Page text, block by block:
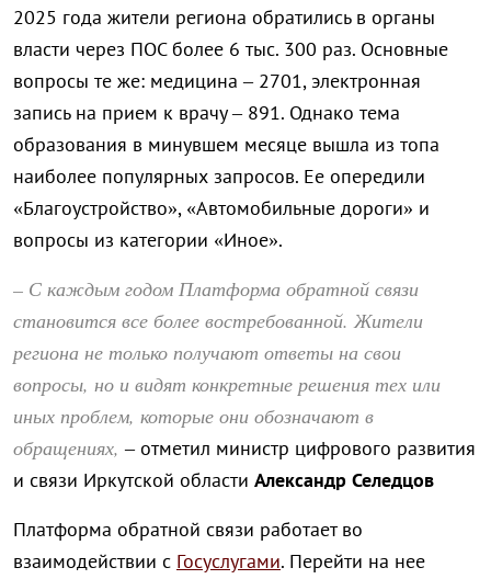
2025 года жители региона обратились в органы
власти через ПОС более 6 тыс. 300 раз. Основные
вопросы те же: медицина – 2701, электронная
запись на прием к врачу – 891. Однако тема
образования в минувшем месяце вышла из топа
наиболее популярных запросов. Ее опередили
«Благоустройство», «Автомобильные дороги» и
вопросы из категории «Иное».
– С каждым годом Платформа обратной связи
становится все более востребованной. Жители
региона не только получают ответы на свои
вопросы, но и видят конкретные решения тех или
иных проблем, которые они обозначают в
обращениях, – отметил министр цифрового развития
и связи Иркутской области Александр Селедцов
Платформа обратной связи работает во
взаимодействии с Госуслугами. Перейти на нее